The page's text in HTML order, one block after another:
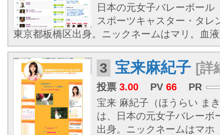
日本の元女子バレーボール
スポーツキャスター・タレ
東京都板橋区出身。ニックネームはマリ。血
3 宝来麻紀子 [詳
投票 3.00 PV 66
PR
宝来 麻紀子（ほうらい ま
は、日本の元女子バレーボ
出身。ニックネームはマホ